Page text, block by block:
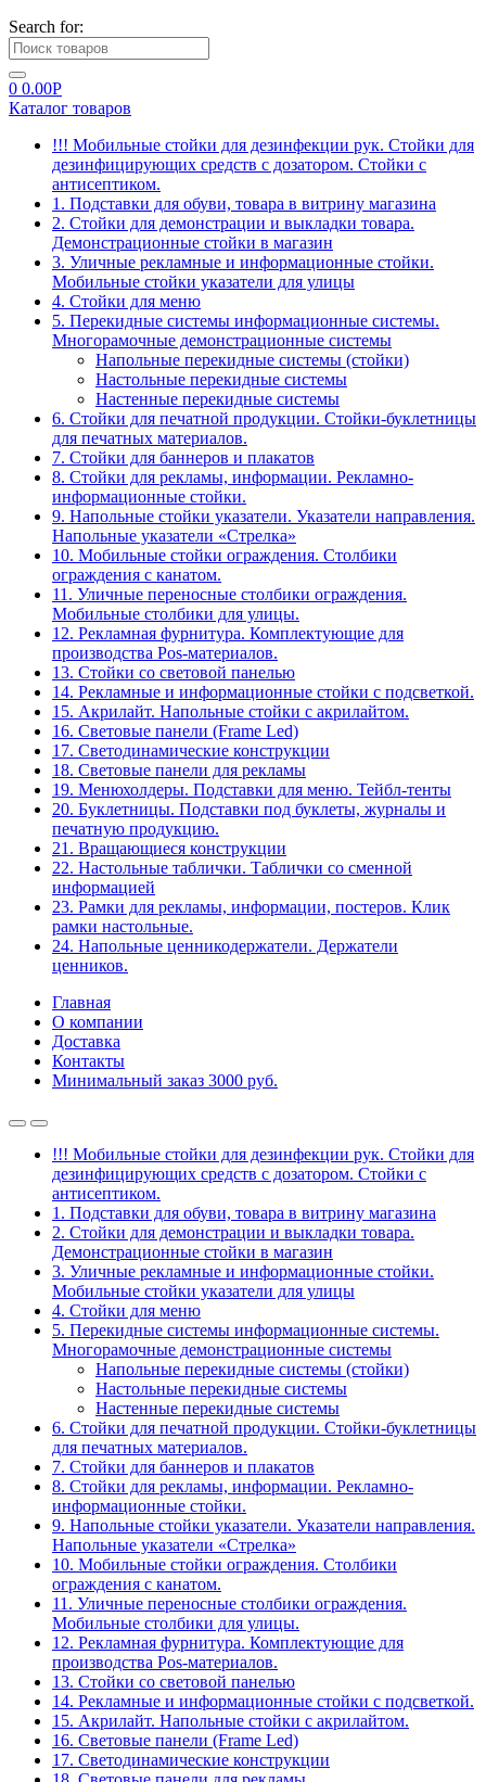
Search for:
0 0.00Р
Каталог товаров
!!! Мобильные стойки для дезинфекции рук. Стойки для
дезинфицирующих средств с дозатором. Стойки с
антисептиком.
1. Подставки для обуви, товара в витрину магазина
2. Стойки для демонстрации и выкладки товара.
Демонстрационные стойки в магазин
3. Уличные рекламные и информационные стойки.
Мобильные стойки указатели для улицы
4. Стойки для меню
5. Перекидные системы информационные системы.
Многорамочные демонстрационные системы
Напольные перекидные системы (стойки)
Настольные перекидные системы
Настенные перекидные системы
6. Стойки для печатной продукции. Стойки-буклетницы
для печатных материалов.
7. Стойки для баннеров и плакатов
8. Стойки для рекламы, информации. Рекламно-
информационные стойки.
9. Напольные стойки указатели. Указатели направления.
Напольные указатели «Стрелка»
10. Мобильные стойки ограждения. Столбики
ограждения с канатом.
11. Уличные переносные столбики ограждения.
Мобильные столбики для улицы.
12. Рекламная фурнитура. Комплектующие для
производства Pos-материалов.
13. Стойки со световой панелью
14. Рекламные и информационные стойки с подсветкой.
15. Акрилайт. Напольные стойки с акрилайтом.
16. Световые панели (Frame Led)
17. Светодинамические конструкции
18. Световые панели для рекламы
19. Менюхолдеры. Подставки для меню. Тейбл-тенты
20. Буклетницы. Подставки под буклеты, журналы и
печатную продукцию.
21. Вращающиеся конструкции
22. Настольные таблички. Таблички со сменной
информацией
23. Рамки для рекламы, информации, постеров. Клик
рамки настольные.
24. Напольные ценникодержатели. Держатели
ценников.
Главная
О компании
Доставка
Контакты
Минимальный заказ 3000 руб.
!!! Мобильные стойки для дезинфекции рук. Стойки для
дезинфицирующих средств с дозатором. Стойки с
антисептиком.
1. Подставки для обуви, товара в витрину магазина
2. Стойки для демонстрации и выкладки товара.
Демонстрационные стойки в магазин
3. Уличные рекламные и информационные стойки.
Мобильные стойки указатели для улицы
4. Стойки для меню
5. Перекидные системы информационные системы.
Многорамочные демонстрационные системы
Напольные перекидные системы (стойки)
Настольные перекидные системы
Настенные перекидные системы
6. Стойки для печатной продукции. Стойки-буклетницы
для печатных материалов.
7. Стойки для баннеров и плакатов
8. Стойки для рекламы, информации. Рекламно-
информационные стойки.
9. Напольные стойки указатели. Указатели направления.
Напольные указатели «Стрелка»
10. Мобильные стойки ограждения. Столбики
ограждения с канатом.
11. Уличные переносные столбики ограждения.
Мобильные столбики для улицы.
12. Рекламная фурнитура. Комплектующие для
производства Pos-материалов.
13. Стойки со световой панелью
14. Рекламные и информационные стойки с подсветкой.
15. Акрилайт. Напольные стойки с акрилайтом.
16. Световые панели (Frame Led)
17. Светодинамические конструкции